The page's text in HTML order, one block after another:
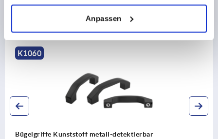
Anpassen
Andere Kunden kauften auch
Kunststoff metall-detektierbar